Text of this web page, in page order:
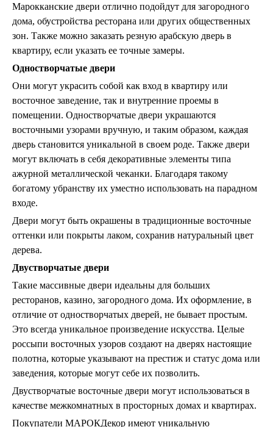
Марокканские двери отлично подойдут для загородного
дома, обустройства ресторана или других общественных
зон. Также можно заказать резную арабскую дверь в
квартиру, если указать ее точные замеры.
Одностворчатые двери
Они могут украсить собой как вход в квартиру или
восточное заведение, так и внутренние проемы в
помещении. Одностворчатые двери украшаются
восточными узорами вручную, и таким образом, каждая
дверь становится уникальной в своем роде. Также двери
могут включать в себя декоративные элементы типа
ажурной металлической чеканки. Благодаря такому
богатому убранству их уместно использовать на парадном
входе.
Двери могут быть окрашены в традиционные восточные
оттенки или покрыты лаком, сохранив натуральный цвет
дерева.
Двустворчатые двери
Такие массивные двери идеальны для больших
ресторанов, казино, загородного дома. Их оформление, в
отличие от одностворчатых дверей, не бывает простым.
Это всегда уникальное произведение искусства. Целые
россыпи восточных узоров создают на дверях настоящие
полотна, которые указывают на престиж и статус дома или
заведения, которые могут себе их позволить.
Двустворчатые восточные двери могут использоваться в
качестве межкомнатных в просторных домах и квартирах.
Покупатели МАРОКДекор имеют уникальную